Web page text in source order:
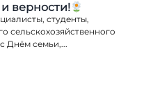
верности!
студенты,
сельскохозяйственного
Днём семьи,...